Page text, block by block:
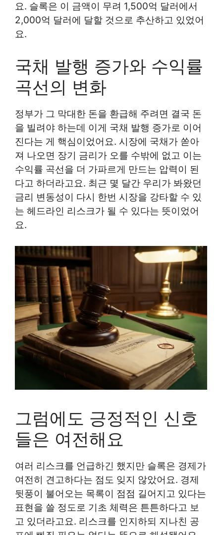
요. 슬록은 이 금액이 무려 1,500억 달러에서
2,000억 달러에 달할 것으로 추산하고 있었어
요.
국채 발행 증가와 수익률
곡선의 변화
정부가 그 막대한 돈을 환급해 주려면 결국 돈
을 빌려야 하는데 이게 국채 발행 증가로 이어
진다는 게 핵심이었어요. 시장에 국채가 쏟아
져 나오면 장기 금리가 오를 수밖에 없고 이는
수익률 곡선을 더 가파르게 만드는 압력이 된
다고 하더라고요. 최근 몇 달간 우리가 봐왔던
금리 변동성이 다시 한번 시장을 강타할 수 있
는 헤드라인 리스크가 될 수 있다는 뜻이었어
요.
그럼에도 긍정적인 신호
들은 여전해요
여러 리스크를 언급하긴 했지만 슬록은 경제가
여전히 견고하다는 점도 잊지 않았어요. 경제
뒷풍이 불어오는 목록이 점점 길어지고 있다는
표현을 쓸 정도로 기초 체력은 튼튼하다고 보
고 있더라고요. 리스크를 인지하되 지나친 공